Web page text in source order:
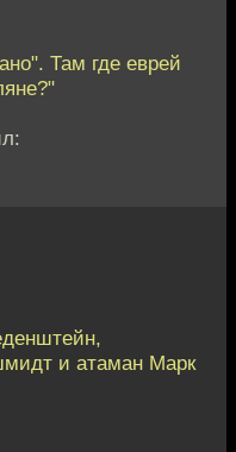
Там где еврей
и атаман Марк